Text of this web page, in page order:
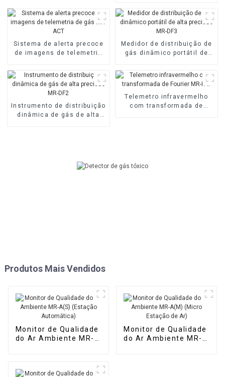
Multicomponente
Sistema de alerta precoce
de imagens de telemetria
Medidor de distribuição de
gás dinâmico portátil de
Instrumento de distribuição
dinâmica de gás de alta
Telemetro infravermelho
com transformada de
Produtos Mais Vendidos
Monitor de Qualidade
do Ar Ambiente MR-
Monitor de Qualidade
do Ar Ambiente MR-